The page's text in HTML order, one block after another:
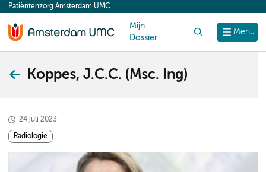
content
Menu
Patiëntenzorg Amsterdam UMC
Mijn
Dossier
Koppes, J.C.C. (Msc. Ing)
24 juli 2023
Radiologie